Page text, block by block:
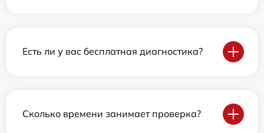
Есть ли у вас бесплатная диагностика?
Сколько времени занимает проверка?